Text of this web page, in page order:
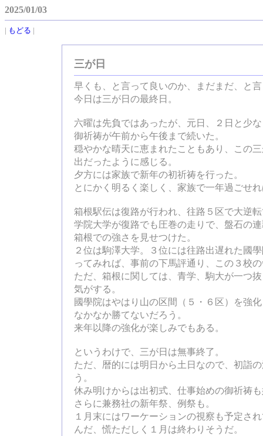
2025/01/03
| もどる |
三が日
早くも、と言って良いのか、まだまだ、と
今日は三が日の最終日。
六曜は先負ではあったが、元日、２日と少
御祈祷が午前から午後まで続いた。
穏やかな晴天に恵まれたこともあり、この
出だったように感じる。
夕方には家族で新年の初祈祷を行った。
とにかく明るく楽しく、家族で一年過ごせ
箱根駅伝は復路が行われ、往路５区で大逆
学院大学が復路でも圧巻の走りで、盤石の
箱根での強さを見せつけた。
２位は駒澤大学。３位には往路出遅れた國
ってみれば、事前の下馬評通り、この３校
ただ、箱根に関しては、青学、駒大が一つ
気がする。
國學院はやはり山の区間（５・６区）を強
なかなか勝てないだろう。
来年以降の強化が楽しみでもある。
というわけで、三が日は無事終了。
ただ、暦的には明日から土日なので、初詣
う。
休み明けからは出初式、仕事始めの御祈祷
さらに兼務社の新年祭、例祭も。
１月末にはワーケーションの視察も予定さ
んだ、慌ただしく１月は終わりそうだ。